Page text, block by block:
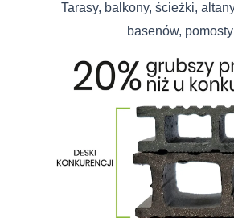
Tarasy, balkony, ścieżki,
basenów, pomosty